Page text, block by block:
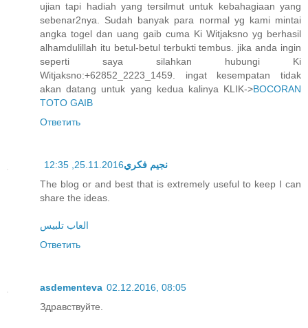
ujian tapi hadiah yang tersilmut untuk kebahagiaan yang
sebenar2nya. Sudah banyak para normal yg kami mintai
angka togel dan uang gaib cuma Ki Witjaksno yg berhasil
alhamdulillah itu betul-betul terbukti tembus. jika anda ingin
seperti saya silahkan hubungi Ki
Witjaksno:+62852_2223_1459. ingat kesempatan tidak
akan datang untuk yang kedua kalinya KLIK->BOCORAN
TOTO GAIB
Ответить
نجيم فكري25.11.2016, 12:35
The blog or and best that is extremely useful to keep I can
share the ideas.
العاب تلبيس
Ответить
asdementeva 02.12.2016, 08:05
Здравствуйте.